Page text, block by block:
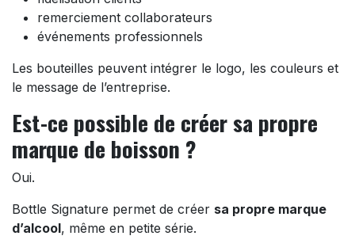
remerciement collaborateurs
événements professionnels
Les bouteilles peuvent intégrer le logo, les couleurs et
le message de l’entreprise.
Est-ce possible de créer sa propre
marque de boisson ?
Oui.
Bottle Signature permet de créer sa propre marque
d’alcool, même en petite série.